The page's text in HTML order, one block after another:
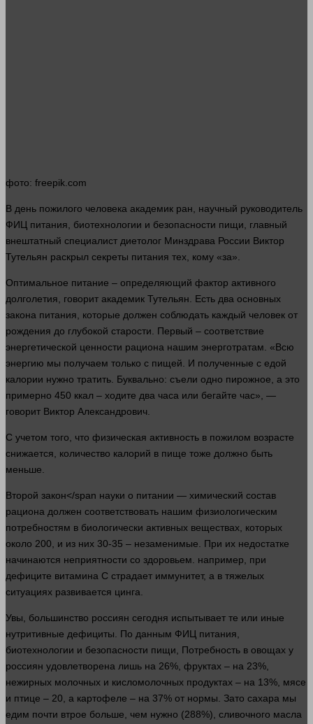
фото: freepik.com
В день пожилого человека академик ран , научный руководитель
ФИЦ питания, биотехнологии и безопасности пищи, главный
внештатный специалист диетолог Минздрава России Виктор
Тутельян раскрыл секреты питания тех, кому «за».
Оптимальное питание – определяющий фактор активного
долголетия, говорит академик Тутельян. Есть два основных
закона питания, которые должен соблюдать каждый человек от
рождения до глубокой старости. Первый – соответствие
энергетической ценности рациона нашим энерготратам. «Всю
энергию мы получаем только с пищей. И полученные с едой
калории нужно тратить. Буквально: съели одно пирожное, а это
примерно 450 ккал – ходите два часа или бегайте час», —
говорит Виктор Александрович.
С учетом того, что физическая активность в пожилом возрасте
снижается, количество калорий в пище тоже должно быть
меньше.
Второй закон</span науки о питании — химический состав
рациона должен соответствовать нашим физиологическим
потребностям в биологически активных веществах, которых
около 200, и из них 30-35 – незаменимые. При их недостатке
начинаются неприятности со здоровьем. например , при
дефиците витамина С страдает иммунитет, а в тяжелых
ситуациях развивается цинга.
Увы, большинство россиян сегодня испытывает те или иные
нутритивные дефициты. По данным ФИЦ питания,
биотехнологии и безопасности пищи, Потребность в овощах у
россиян удовлетворена лишь на 26%, фруктах – на 23%,
нежирных молочных и кисломолочных продуктах – на 13%, мясе
и птице – 20, а картофеле – на 37% от нормы. Зато сахара мы
едим почти втрое больше , чем нужно (288%), сливочного масла